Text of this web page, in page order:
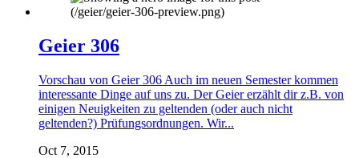
Geier 306
Vorschau von Geier 306 Auch im neuen Semester kommen
interessante Dinge auf uns zu. Der Geier erzählt dir z.B. von
einigen Neuigkeiten zu geltenden (oder auch nicht
geltenden?) Prüfungsordnungen. Wir...
Oct 7, 2015